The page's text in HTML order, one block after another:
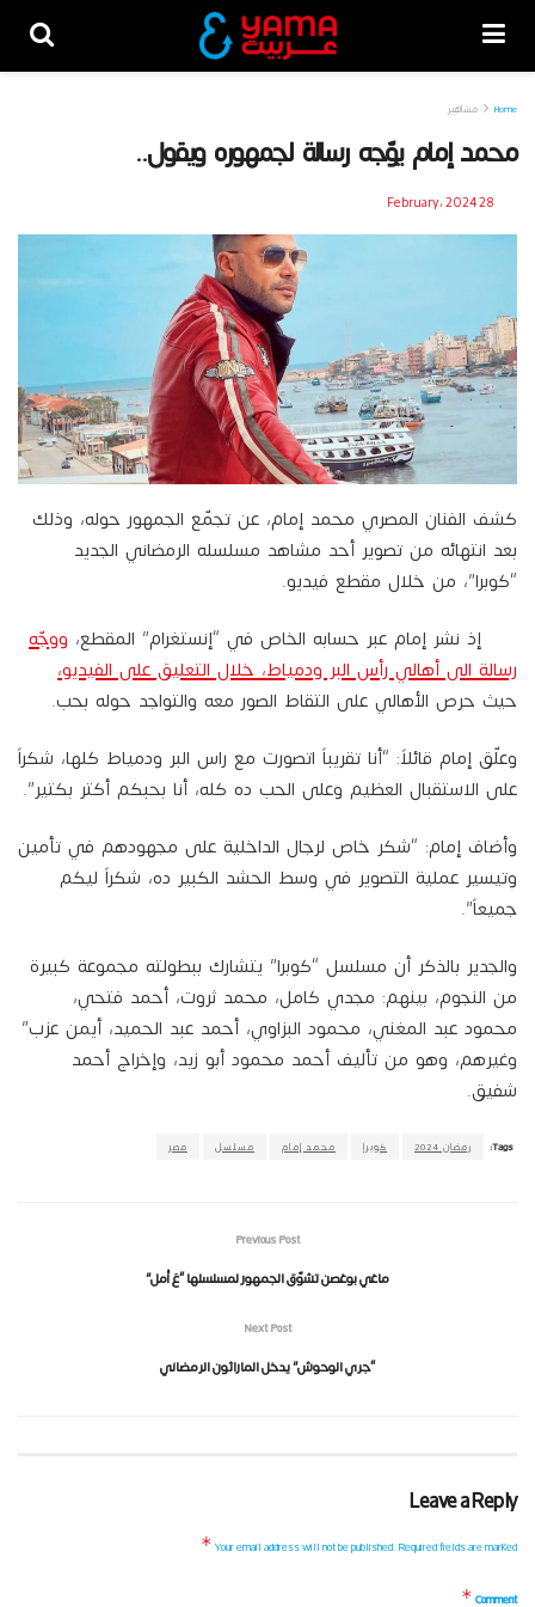
Home مشاهير
محمد إمام يوّجه رسالة لجمهوره ويقول..
28 February، 2024
كشف الفنان المصري محمد إمام، عن تجمّع الجمهور حوله، وذلك
بعد انتهائه من تصوير أحد مشاهد مسلسله الرمضاني الجديد
“كوبرا”، من خلال مقطع فيديو.
إذ نشر إمام عبر حسابه الخاص في “إنستغرام” المقطع، ووجّه
رسالة الى أهالي رأس البر ودمياط، خلال التعليق على الفيديو،
حيث حرص الأهالي على التقاط الصور معه والتواجد حوله بحب.
وعلّق إمام قائلاً: “أنا تقريباً اتصورت مع راس البر ودمياط كلها، شكراً
على الاستقبال العظيم وعلى الحب ده كله، أنا بحبكم أكتر بكتير”.
وأضاف إمام: “شكر خاص لرجال الداخلية على مجهودهم في تأمين
وتيسير عملية التصوير في وسط الحشد الكبير ده، شكراً ليكم
جميعاً”.
والجدير بالذكر أن مسلسل “كوبرا” يتشارك ببطولته مجموعة كبيرة
من النجوم، بينهم: مجدي كامل، محمد ثروت، أحمد فتحي،
محمود عبد المغني، محمود البزاوي، أحمد عبد الحميد، أيمن عزب”
وغيرهم، وهو من تأليف أحمد محمود أبو زيد، وإخراج أحمد
شفيق.
Tags: رمضان 2024 كوبرا محمد إمام مسلسل مصر
Previous Post
ماغي بوغصن تشوّق الجمهور لمسلسلها “عَ أمل”
Next Post
“جري الوحوش” يدخل الماراثون الرمضاني
Leave a Reply
Your email address will not be published.Required fields are marked
*
Comment
*